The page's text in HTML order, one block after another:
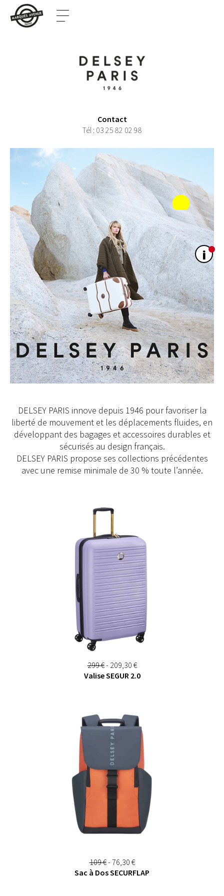
i
Contact
Tél : 03 25 82 02 98
DELSEY PARIS innove depuis 1946 pour favoriser la
liberté de mouvement et les déplacements fluides, en
développant des bagages et accessoires durables et
sécurisés au design français.
DELSEY PARIS propose ses collections précédentes
avec une remise minimale de 30 % toute l’année.
299 €- 209,30 €
Valise SEGUR 2.0
109 €-76,30 €
Sac à Dos SECURFLAP